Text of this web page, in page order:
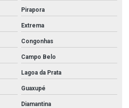
Pirapora
Extrema
Congonhas
Campo Belo
Lagoa da Prata
Guaxupé
Diamantina